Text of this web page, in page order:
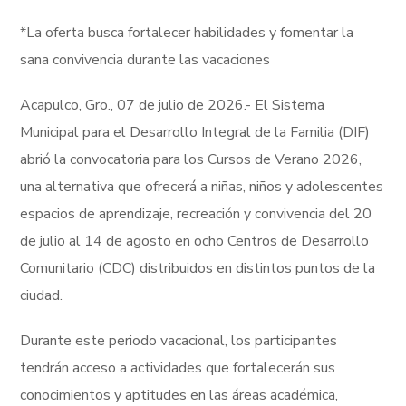
*La oferta busca fortalecer habilidades y fomentar la
sana convivencia durante las vacaciones
Acapulco, Gro., 07 de julio de 2026.- El Sistema
Municipal para el Desarrollo Integral de la Familia (DIF)
abrió la convocatoria para los Cursos de Verano 2026,
una alternativa que ofrecerá a niñas, niños y adolescentes
espacios de aprendizaje, recreación y convivencia del 20
de julio al 14 de agosto en ocho Centros de Desarrollo
Comunitario (CDC) distribuidos en distintos puntos de la
ciudad.
Durante este periodo vacacional, los participantes
tendrán acceso a actividades que fortalecerán sus
conocimientos y aptitudes en las áreas académica,